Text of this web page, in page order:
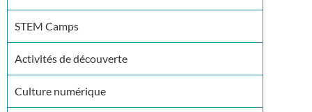
STEM Camps
Activités de découverte
Culture numérique